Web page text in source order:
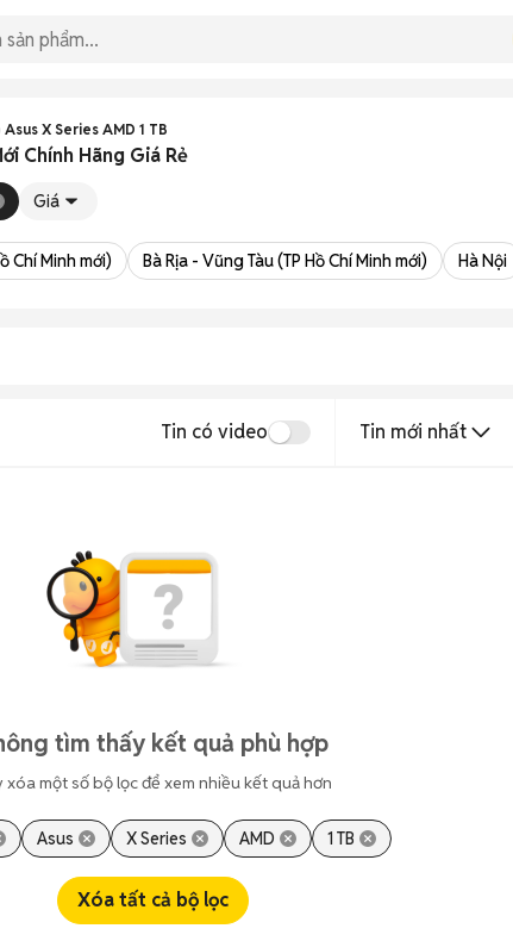
X Series AMD 1 TB
Chính Hãng Giá Rẻ
Giá
Chí Minh mới) Bà Rịa - Vũng Tàu (TP Hồ Chí Minh mới) Hà Nội
Tin có video Tin mới nhất
tìm thấy kết quả phù hợp
xóa một số bộ lọc để xem nhiều kết quả hơn
Asus X Series AMD 1 TB
Xóa tất cả bộ lọc